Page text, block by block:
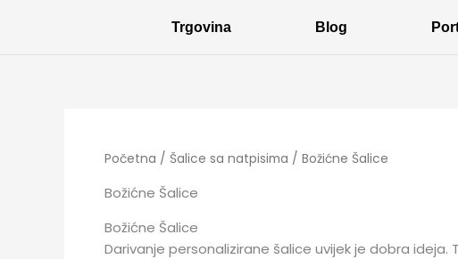
Trgovina Blog
Početna / Šalice sa natpisima / Božićne Šalice
Božićne Šalice
Božićne Šalice
Darivanje personalizirane šalice uvijek je dobra
najnovijem